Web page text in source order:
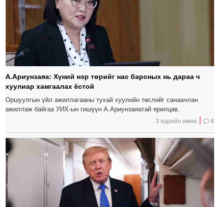
А.Ариунзаяа: Хүний нэр төрийг нас барсных нь дараа ч
хуулиар хамгаалах ёстой
Оршуулгын үйл ажиллагааны тухай хуулийн төслийг санаачлан
ажиллаж байгаа УИХ-ын гишүүн А.Ариунзаяатай ярилцав.
3 өдрийн өмнө 8